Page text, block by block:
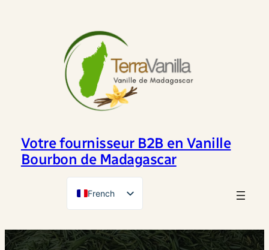
Votre fournisseur B2B en Vanille
Bourbon de Madagascar
French